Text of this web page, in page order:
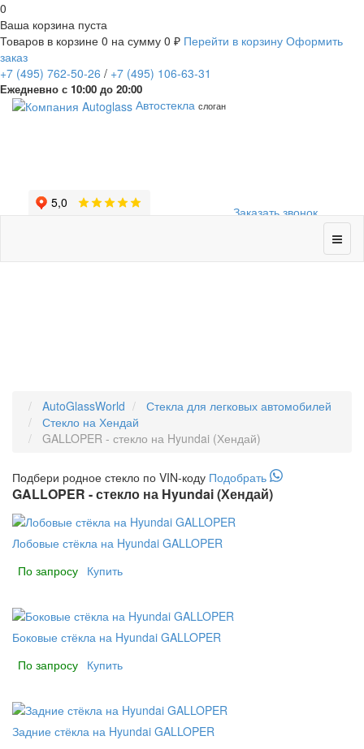
0
Ваша корзина пуста
Товаров в корзине 0 на сумму 0 ₽ Перейти в корзину Оформить
заказ
+7 (495) 762-50-26 / +7 (495) 106-63-31
Ежедневно с 10:00 до 20:00
Заказать звонок
Автостекла слоган
AutoGlassWorld
Стекла для легковых автомобилей
Стекло на Хендай
GALLOPER - стекло на Hyundai (Хендай)
Подбери родное стекло по VIN-коду Подобрать
GALLOPER - стекло на Hyundai (Хендай)
Лобовые стёкла на Hyundai GALLOPER
По запросу Купить
Боковые стёкла на Hyundai GALLOPER
По запросу Купить
Задние стёкла на Hyundai GALLOPER